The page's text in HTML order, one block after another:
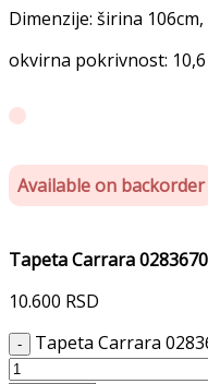
Dimenzije: širina
okvirna pokrivnost:
Available on backorder
Tapeta Carrara 0283670
10.600 RSD
Tapeta Carrara